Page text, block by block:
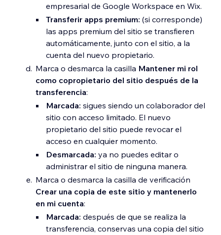
empresarial de Google Workspace en Wix.
Transferir apps premium: (si corresponde)
las apps premium del sitio se transfieren
automáticamente, junto con el sitio, a la
cuenta del nuevo propietario.
Marca o desmarca la casilla Mantener mi rol
como copropietario del sitio después de la
transferencia:
Marcada: sigues siendo un colaborador del
sitio con acceso limitado. El nuevo
propietario del sitio puede revocar el
acceso en cualquier momento.
Desmarcada: ya no puedes editar o
administrar el sitio de ninguna manera.
Marca o desmarca la casilla de verificación
Crear una copia de este sitio y mantenerlo
en mi cuenta:
Marcada: después de que se realiza la
transferencia, conservas una copia del sitio